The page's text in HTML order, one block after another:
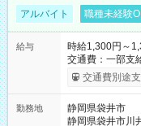
アルバイト 職種未経験
給与
時給1,300円～
交通費：一部支
実費支給） ※22:00～翌5:00までは時給25%UP！ ■給与前払い
制度あり ※前払
交通費別途
勤務地
静岡県袋井市
静岡県袋井市川